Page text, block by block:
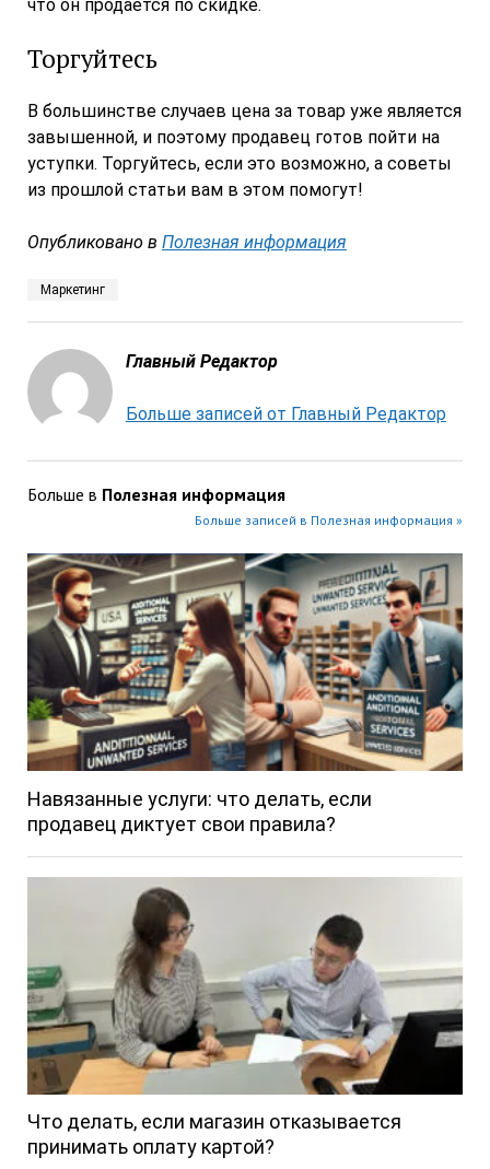
что он продается по скидке.
Торгуйтесь
В большинстве случаев цена за товар уже является
завышенной, и поэтому продавец готов пойти на
уступки. Торгуйтесь, если это возможно, а советы
из прошлой статьи вам в этом помогут!
Опубликовано в Полезная информация
Маркетинг
Главный Редактор
Больше записей от Главный Редактор
Больше в Полезная информация
Больше записей в Полезная информация »
Навязанные услуги: что делать, если
продавец диктует свои правила?
Что делать, если магазин отказывается
принимать оплату картой?